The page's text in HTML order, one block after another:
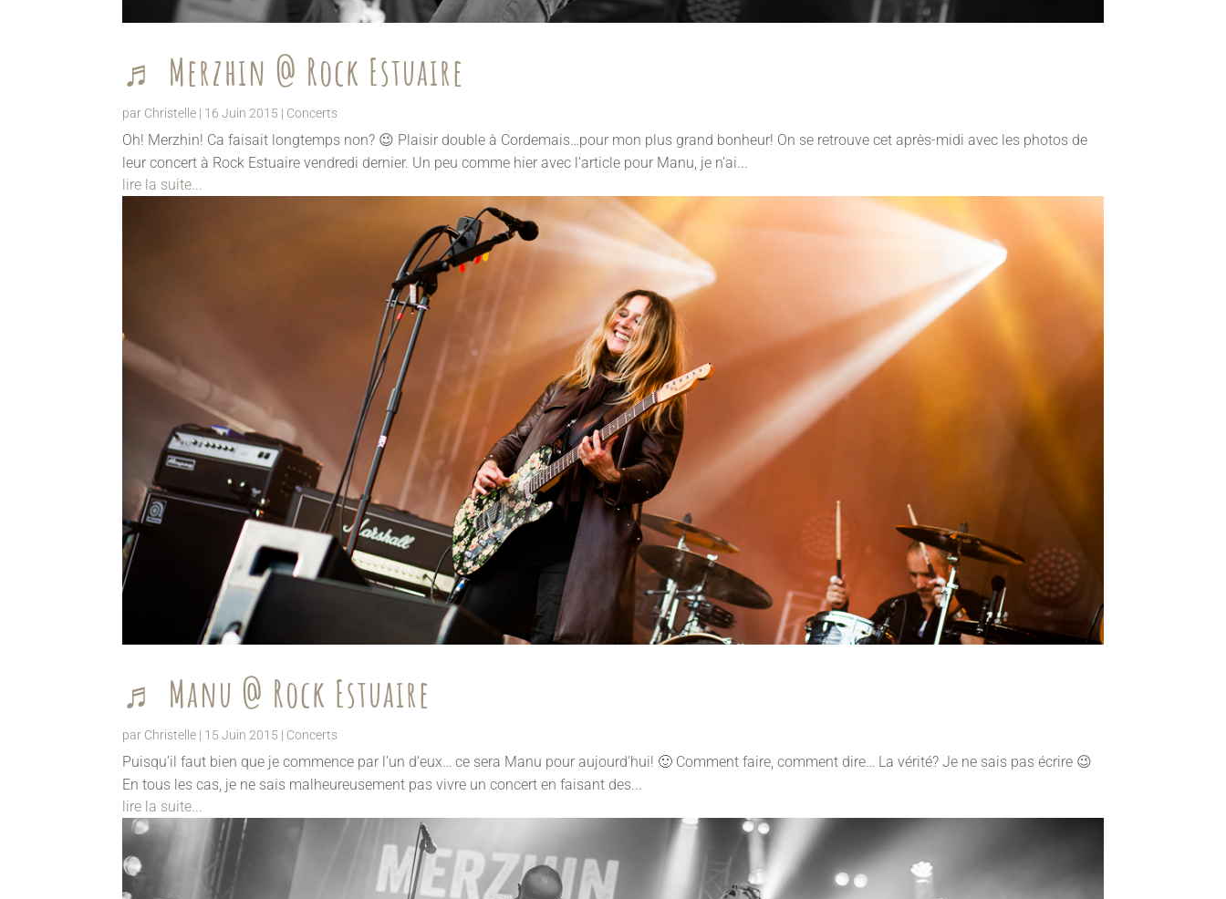
♬ Merzhin @ Rock Estuaire
par Christelle | 16 Juin 2015 | Concerts
Oh! Merzhin! Ca faisait longtemps non? 😉 Plaisir double à Cordemais…pour mon plus grand bonheur! On se retrouve cet après-midi avec les photos de
leur concert à Rock Estuaire vendredi dernier. Un peu comme hier avec l’article pour Manu, je n’ai...
lire la suite...
♬ Manu @ Rock Estuaire
par Christelle | 15 Juin 2015 | Concerts
Puisqu’il faut bien que je commence par l’un d’eux… ce sera Manu pour aujourd’hui! 🙂 Comment faire, comment dire… La vérité? Je ne sais pas écrire 😉
En tous les cas, je ne sais malheureusement pas vivre un concert en faisant des...
lire la suite...